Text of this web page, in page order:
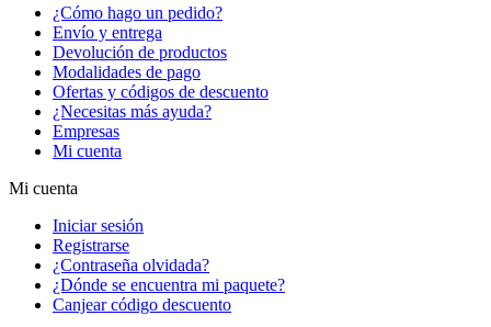
¿Cómo hago un pedido?
Envío y entrega
Devolución de productos
Modalidades de pago
Ofertas y códigos de descuento
¿Necesitas más ayuda?
Empresas
Mi cuenta
Mi cuenta
Iniciar sesión
Registrarse
¿Contraseña olvidada?
¿Dónde se encuentra mi paquete?
Canjear código descuento